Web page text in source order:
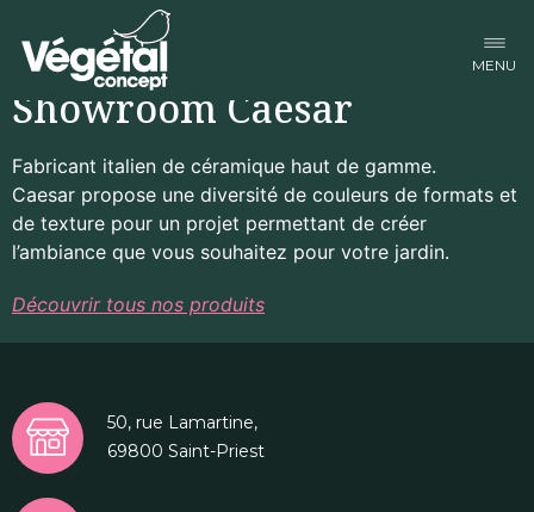
Showroom Caesar
Fabricant italien de céramique haut de gamme.
Caesar propose une diversité de couleurs de formats et
de texture pour un projet permettant de créer
l’ambiance que vous souhaitez pour votre jardin.
Découvrir tous nos produits
50, rue Lamartine,
69800 Saint-Priest